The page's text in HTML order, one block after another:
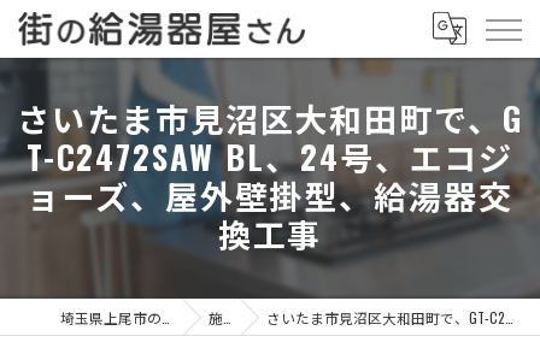
さいたま市見沼区大和田町で、G
T-C2472SAW BL、24号、エコジ
ョーズ、屋外壁掛型、給湯器交
換工事
施工事例 さいたま市見沼区大和田町で、GT-C2472SAW BL、24号、エコジョーズ、屋外壁掛型、給湯器交換工事